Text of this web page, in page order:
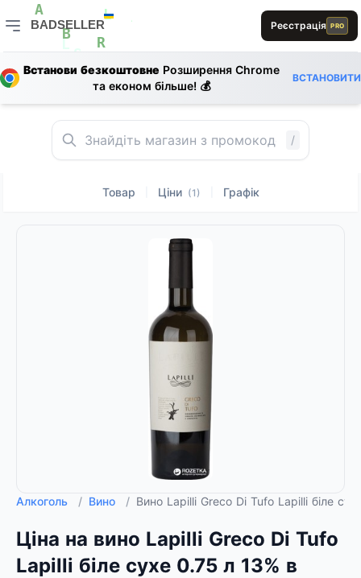
B
A
R
R
S
B
E
L
L
L
BADSELLER
BADSELLER — порівняння цін і знижки
Реєстрація PRO
Встанови безкоштовне Розширення Chrome
та економ більше! 💰
ВСТАНОВИТИ
/
Товар Ціни (1) Графік
Алкоголь / Вино / Вино Lapilli Greco Di Tufo Lapilli біле
Ціна на вино Lapilli Greco Di Tufo
Lapilli біле сухе 0.75 л 13% в